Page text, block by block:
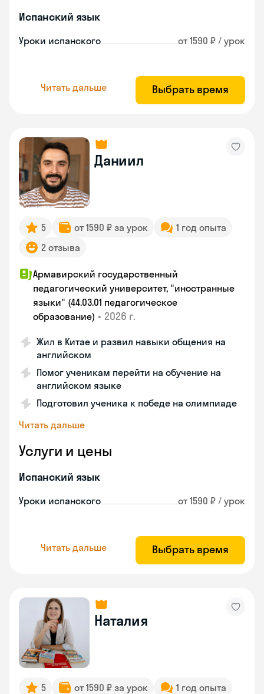
Испанский язык
Уроки испанского от 1590 ₽ / урок
Читать дальше Выбрать время
Даниил
5 от 1590 ₽ за урок
1 год опыта
2 отзыва
Армавирский государственный
педагогический университет, "иностранные
языки" (44.03.01 педагогическое
образование) • 2026 г.
Жил в Китае и развил навыки общения на
английском
Помог ученикам перейти на обучение на
английском языке
Подготовил ученика к победе на олимпиаде
Читать дальше
Услуги и цены
Испанский язык
Уроки испанского от 1590 ₽ / урок
Читать дальше Выбрать время
Наталия
5 от 1590 ₽ за урок
1 год опыта